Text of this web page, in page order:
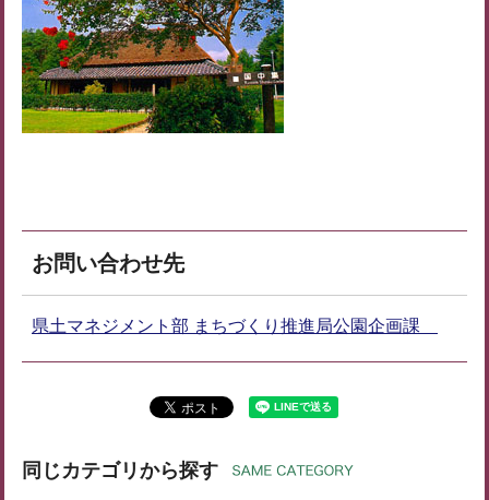
お問い合わせ先
県土マネジメント部 まちづくり推進局公園企画課
同じカテゴリから探す